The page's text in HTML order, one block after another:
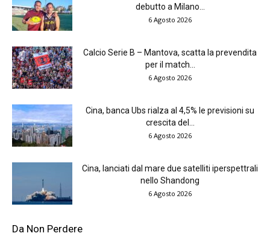
debutto a Milano...
6 Agosto 2026
Calcio Serie B – Mantova, scatta la prevendita
per il match...
6 Agosto 2026
Cina, banca Ubs rialza al 4,5% le previsioni su
crescita del...
6 Agosto 2026
Cina, lanciati dal mare due satelliti iperspettrali
nello Shandong
6 Agosto 2026
Da Non Perdere